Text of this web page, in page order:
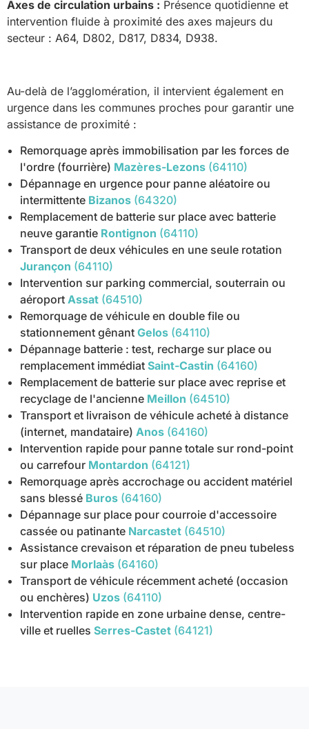
Axes de circulation urbains : Présence quotidienne et
intervention fluide à proximité des axes majeurs du
secteur : A64, D802, D817, D834, D938.
Au-delà de l’agglomération, il intervient également en
urgence dans les communes proches pour garantir une
assistance de proximité :
Remorquage après immobilisation par les forces de
l'ordre (fourrière) Mazères-Lezons (64110)
Dépannage en urgence pour panne aléatoire ou
intermittente Bizanos (64320)
Remplacement de batterie sur place avec batterie
neuve garantie Rontignon (64110)
Transport de deux véhicules en une seule rotation
Jurançon (64110)
Intervention sur parking commercial, souterrain ou
aéroport Assat (64510)
Remorquage de véhicule en double file ou
stationnement gênant Gelos (64110)
Dépannage batterie : test, recharge sur place ou
remplacement immédiat Saint-Castin (64160)
Remplacement de batterie sur place avec reprise et
recyclage de l'ancienne Meillon (64510)
Transport et livraison de véhicule acheté à distance
(internet, mandataire) Anos (64160)
Intervention rapide pour panne totale sur rond-point
ou carrefour Montardon (64121)
Remorquage après accrochage ou accident matériel
sans blessé Buros (64160)
Dépannage sur place pour courroie d'accessoire
cassée ou patinante Narcastet (64510)
Assistance crevaison et réparation de pneu tubeless
sur place Morlaàs (64160)
Transport de véhicule récemment acheté (occasion
ou enchères) Uzos (64110)
Intervention rapide en zone urbaine dense, centre-
ville et ruelles Serres-Castet (64121)